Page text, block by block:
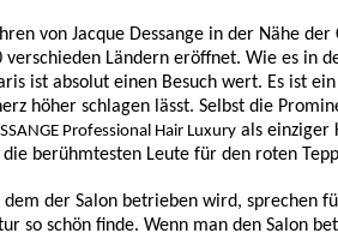
von Jacque Dessange in der Nähe
Ländern eröffnet. Wie es in
ist absolut einen Besuch wert. Es ist
höher schlagen lässt. Selbst die
Professional Hair Luxury als einziger
berühmtesten Leute für den roten
dem der Salon betrieben wird, sprechen
so schön finde. Wenn man den Salon